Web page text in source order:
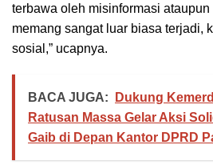
terbawa oleh misinformasi
memang sangat luar biasa terjadi,
sosial,” ucapnya.
BACA JUGA:
Dukung
Ratusan Massa Gelar Aksi
Gaib di Depan Kantor DPRD